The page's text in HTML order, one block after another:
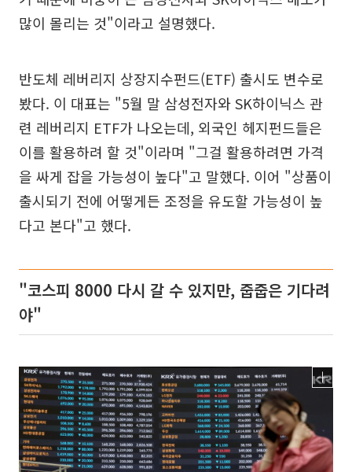
많이 몰리는 것"이라고 설명했다.
반도체 레버리지 상장지수펀드(ETF) 출시도 변수로
봤다. 이 대표는 "5월 말 삼성전자와 SK하이닉스 관
련 레버리지 ETF가 나오는데, 외국인 헤지펀드들은
이를 활용하려 할 것"이라며 "그걸 활용하려면 가격
을 싸게 잡을 가능성이 높다"고 말했다. 이어 "상품이
출시되기 전에 어떻게든 조정을 유도할 가능성이 높
다고 본다"고 했다.
"코스피 8000 다시 갈 수 있지만, 줍줍은 기다려
야"